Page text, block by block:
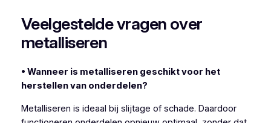
Veelgestelde vragen over
metalliseren
• Wanneer is metalliseren geschikt voor het
herstellen van onderdelen?
Metalliseren is ideaal bij slijtage of schade. Daardoor